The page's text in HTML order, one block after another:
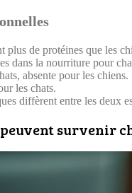
plus de protéines que les
dans la nourriture pour
absente pour les chiens.
les chats.
diffèrent entre les deux
survenir